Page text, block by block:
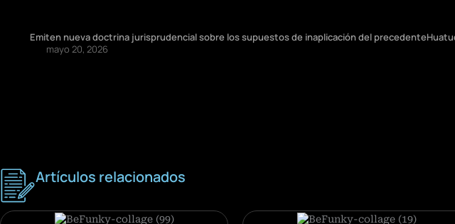
Emiten nueva doctrina jurisprudencial sobre los supuestos de inaplicación del
mayo 20, 2026
Artículos relacionados